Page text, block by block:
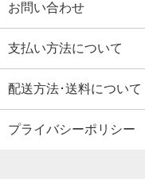
お問い合わせ
支払い方法について
配送方法･送料について
プライバシーポリシー